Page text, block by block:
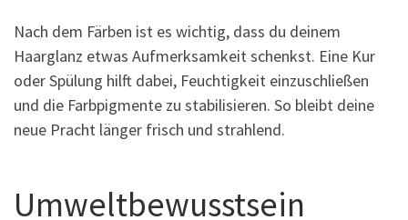
Nach dem Färben ist es wichtig, dass du deinem
Haarglanz etwas Aufmerksamkeit schenkst. Eine Kur
oder Spülung hilft dabei, Feuchtigkeit einzuschließen
und die Farbpigmente zu stabilisieren. So bleibt deine
neue Pracht länger frisch und strahlend.
Umweltbewusstsein